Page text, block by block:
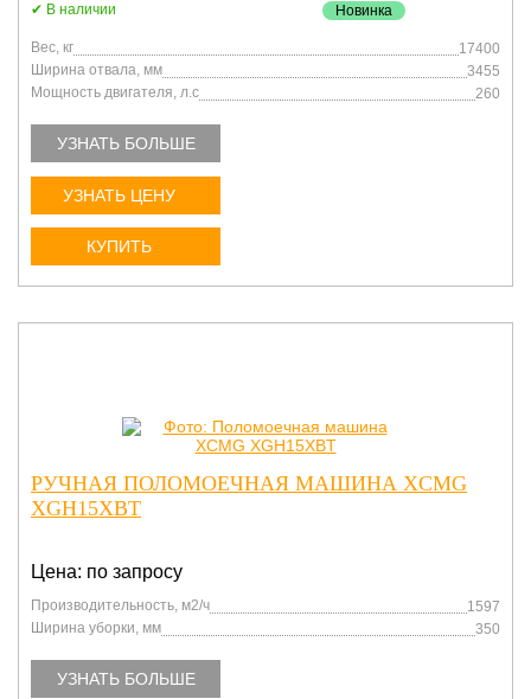
В наличии Новинка
Вес, кг
17400
Ширина отвала, мм
3455
Мощность двигателя, л.с
260
УЗНАТЬ БОЛЬШЕ
УЗНАТЬ ЦЕНУ
КУПИТЬ
РУЧНАЯ ПОЛОМОЕЧНАЯ МАШИНА XCMG
XGH15XBT
Цена: по запросу
Производительность, м2/ч
1597
Ширина уборки, мм
350
УЗНАТЬ БОЛЬШЕ